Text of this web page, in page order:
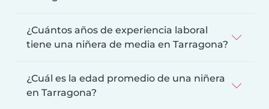
¿Cuántos años de experiencia laboral
tiene una niñera de media en Tarragona?
¿Cuál es la edad promedio de una niñera
en Tarragona?